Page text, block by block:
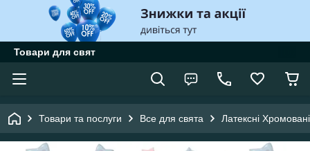
Товари для свят
Товари та послуги Все для свята Латексні Хромовані